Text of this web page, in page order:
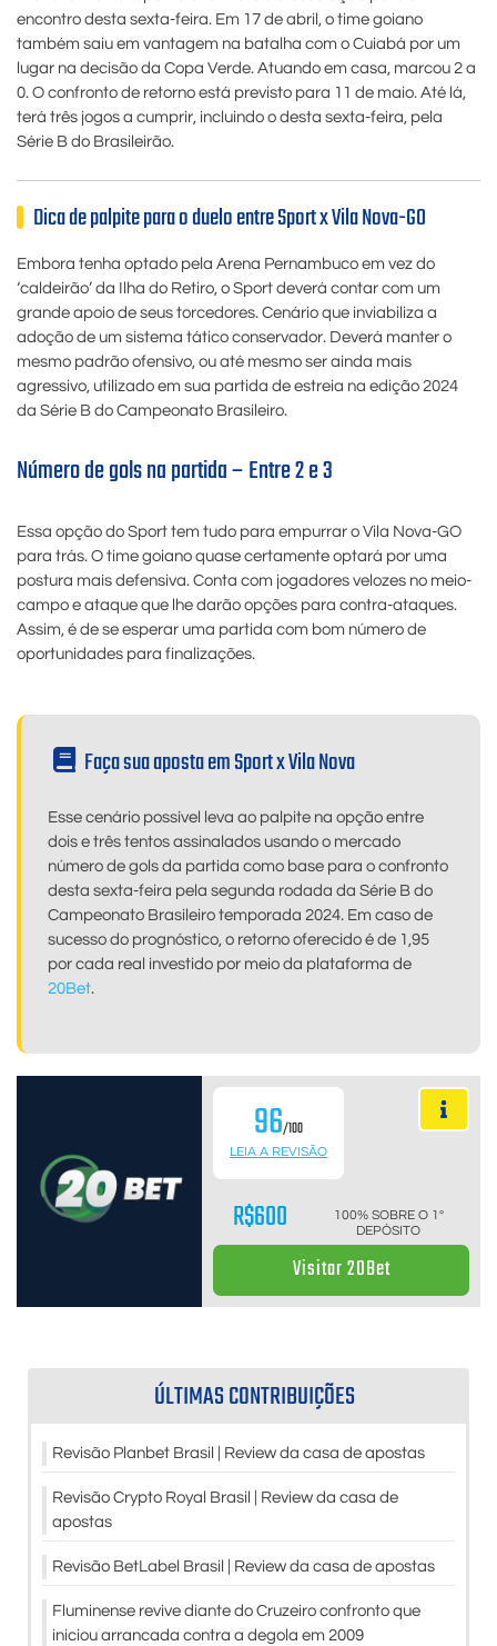
encontro desta sexta-feira. Em 17 de abril, o time goiano
também saiu em vantagem na batalha com o Cuiabá por um
lugar na decisão da Copa Verde. Atuando em casa, marcou 2 a
0. O confronto de retorno está previsto para 11 de maio. Até lá,
terá três jogos a cumprir, incluindo o desta sexta-feira, pela
Série B do Brasileirão.
Dica de palpite para o duelo entre Sport x Vila Nova-GO
Embora tenha optado pela Arena Pernambuco em vez do
‘caldeirão’ da Ilha do Retiro, o Sport deverá contar com um
grande apoio de seus torcedores. Cenário que inviabiliza a
adoção de um sistema tático conservador. Deverá manter o
mesmo padrão ofensivo, ou até mesmo ser ainda mais
agressivo, utilizado em sua partida de estreia na edição 2024
da Série B do Campeonato Brasileiro.
Número de gols na partida – Entre 2 e 3
Essa opção do Sport tem tudo para empurrar o Vila Nova-GO
para trás. O time goiano quase certamente optará por uma
postura mais defensiva. Conta com jogadores velozes no meio-
campo e ataque que lhe darão opções para contra-ataques.
Assim, é de se esperar uma partida com bom número de
oportunidades para finalizações.
Faça sua aposta em Sport x Vila Nova
Esse cenário possível leva ao palpite na opção entre
dois e três tentos assinalados usando o mercado
número de gols da partida como base para o confronto
desta sexta-feira pela segunda rodada da Série B do
Campeonato Brasileiro temporada 2024. Em caso de
sucesso do prognóstico, o retorno oferecido é de 1,95
por cada real investido por meio da plataforma de
20Bet.
96/100
LEIA A REVISÃO
R$600
100% SOBRE O 1º
DEPÓSITO
Visitar 20Bet
ÚLTIMAS CONTRIBUIÇÕES
Revisão Planbet Brasil | Review da casa de apostas
Revisão Crypto Royal Brasil | Review da casa de
apostas
Revisão BetLabel Brasil | Review da casa de apostas
Fluminense revive diante do Cruzeiro confronto que
iniciou arrancada contra a degola em 2009